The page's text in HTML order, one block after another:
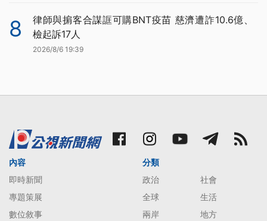
8
律師與掮客合謀誆可購BNT疫苗 慈濟遭詐10.6億、
檢起訴17人
2026/8/6 19:39
內容
即時新聞
專題策展
數位敘事
分類
政治
社會
全球
生活
兩岸
地方